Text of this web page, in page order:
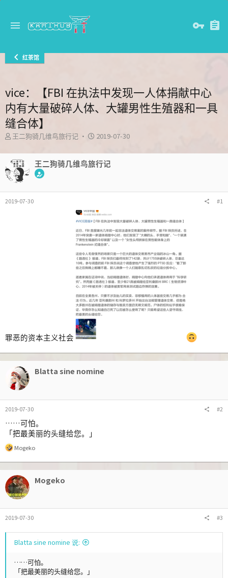
红茶馆
vice：【FBI 在执法中发现一人体捐献中心
内有大量破碎人体、大罐男性生殖器和一具
缝合体】
主
发
起
人
王二狗骑几维鸟旅行记
发
时
间
2019-07-30
王二狗骑几维鸟旅行记
2019-07-30 #1
罪恶的资本主义社会
Blatta sine nomine
2019-07-30 #2
……可怕。
「把最美丽的头缝给您。」
反
:
Mogeko
Mogeko
2019-07-30 #3
Blatta sine nomine 说:
……可怕。
「把最美丽的头缝给您。」